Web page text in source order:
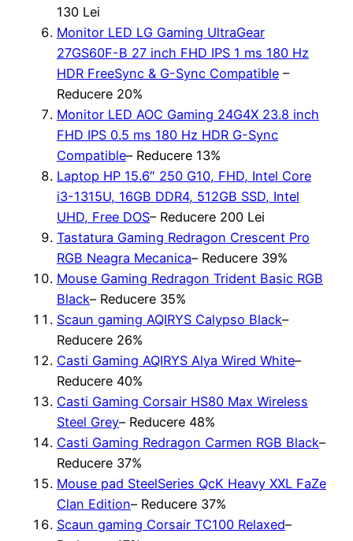
130 Lei
Monitor LED LG Gaming UltraGear
27GS60F-B 27 inch FHD IPS 1 ms 180 Hz
HDR FreeSync & G-Sync Compatible –
Reducere 20%
Monitor LED AOC Gaming 24G4X 23.8 inch
FHD IPS 0.5 ms 180 Hz HDR G-Sync
Compatible– Reducere 13%
Laptop HP 15.6″ 250 G10, FHD, Intel Core
i3-1315U, 16GB DDR4, 512GB SSD, Intel
UHD, Free DOS– Reducere 200 Lei
Tastatura Gaming Redragon Crescent Pro
RGB Neagra Mecanica– Reducere 39%
Mouse Gaming Redragon Trident Basic RGB
Black– Reducere 35%
Scaun gaming AQIRYS Calypso Black–
Reducere 26%
Casti Gaming AQIRYS Alya Wired White–
Reducere 40%
Casti Gaming Corsair HS80 Max Wireless
Steel Grey– Reducere 48%
Casti Gaming Redragon Carmen RGB Black–
Reducere 37%
Mouse pad SteelSeries QcK Heavy XXL FaZe
Clan Edition– Reducere 37%
Scaun gaming Corsair TC100 Relaxed–